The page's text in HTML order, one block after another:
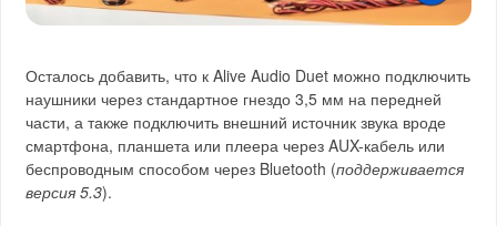
Осталось добавить, что к Alive Audio Duet можно подключить
наушники через стандартное гнездо 3,5 мм на передней
части, а также подключить внешний источник звука вроде
смартфона, планшета или плеера через AUX-кабель или
беспроводным способом через Bluetooth (поддерживается
версия 5.3).